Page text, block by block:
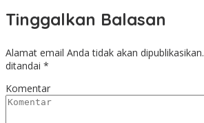
Tinggalkan Balasan
Alamat email Anda tidak akan dipublikasikan.
ditandai *
Komentar